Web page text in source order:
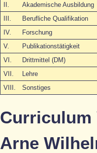
Akademische Ausbildung
Berufliche Qualifikation
IV.
Forschung
V.
Publikationstätigkeit
VI.
Drittmittel (DM)
VII.
Lehre
VIII.
Sonstiges
Curriculum
Arne